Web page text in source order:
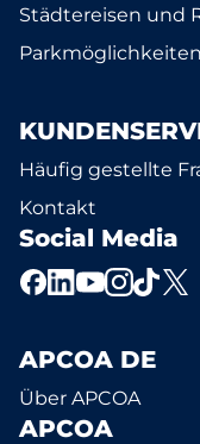
Städtereisen und
Häufig gestellte
Kontakt
Social Media
APCOA DE
Über APCOA
APCOA